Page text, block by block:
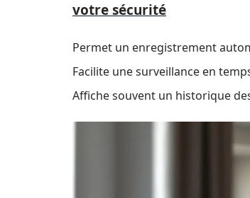
votre sécurité
Permet un enregistrement
Facilite une surveillance en
Affiche souvent un historique